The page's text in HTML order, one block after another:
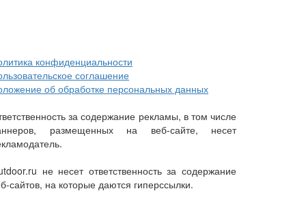
конфиденциальности
соглашение
об обработке персональных данных
за содержание рекламы, в том числе
размещенных на веб-сайте, несет
не несет ответственность за содержание
сайтов, на которые даются гиперссылки.